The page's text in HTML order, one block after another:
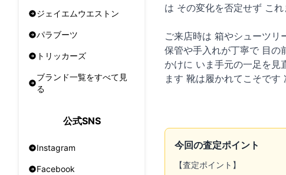
ジェイエムウエストン
パラブーツ
トリッカーズ
ブランド一覧をすべて見
る
公式SNS
Instagram
Facebook
は その変化を否定せず こ
ご来店時は 箱やシューツ
保管や手入れが丁寧で 目
かけに いま手元の一足を見
ます 靴は履かれてこそで
今回の査定ポイント
【査定ポイント】